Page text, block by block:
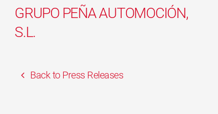
GRUPO PEÑA AUTOMOCIÓN,
S.L.
Back to Press Releases